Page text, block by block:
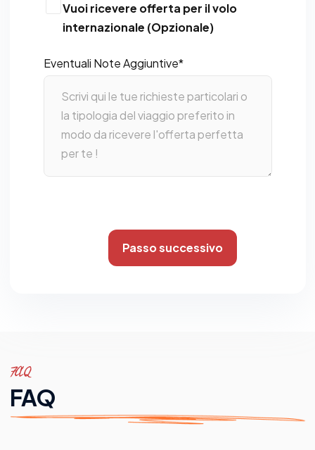
Vuoi ricevere offerta per il volo
internazionale (Opzionale)
Eventuali Note Aggiuntive*
Passo successivo
FAQ
FAQ